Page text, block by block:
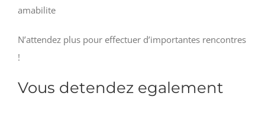
amabilite
N’attendez plus pour effectuer d’importantes rencontres
!
Vous detendez egalement